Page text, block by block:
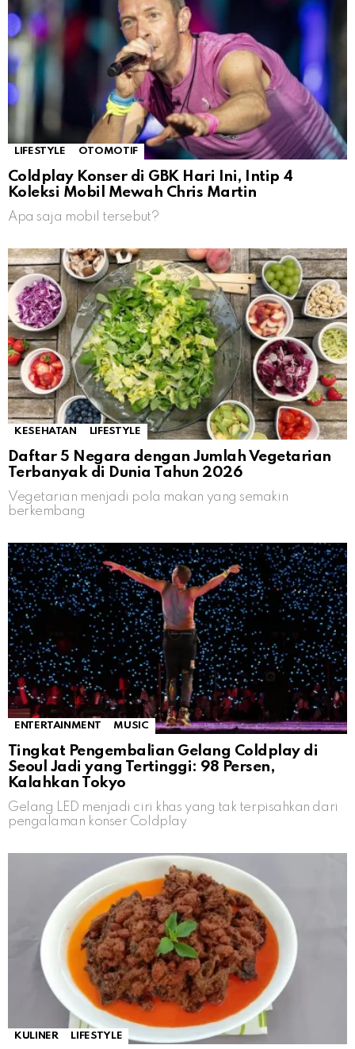
LIFESTYLE OTOMOTIF
Coldplay Konser di GBK Hari Ini, Intip 4
Koleksi Mobil Mewah Chris Martin
Apa saja mobil tersebut?
KESEHATAN LIFESTYLE
Daftar 5 Negara dengan Jumlah Vegetarian
Terbanyak di Dunia Tahun 2026
Vegetarian menjadi pola makan yang semakin
berkembang
ENTERTAINMENT MUSIC
Tingkat Pengembalian Gelang Coldplay di
Seoul Jadi yang Tertinggi: 98 Persen,
Kalahkan Tokyo
Gelang LED menjadi ciri khas yang tak terpisahkan dari
pengalaman konser Coldplay
KULINER LIFESTYLE